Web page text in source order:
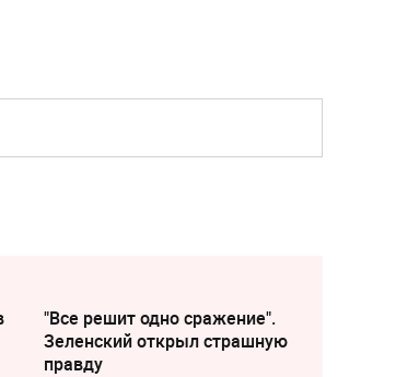
"Все решит одно сражение".
Зеленский открыл страшную
правду